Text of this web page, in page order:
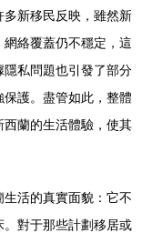
新移民反映，雖然新
絡覆蓋仍不穩定，這
私問題也引發了部分
護。盡管如此，整體
蘭的生活體驗，使其
活的真實面貌：它不
對于那些計劃移居或